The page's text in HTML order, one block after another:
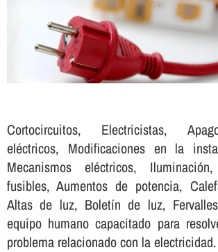
Cortocircuitos, Electricistas,
eléctricos, Modificaciones en la
Mecanismos eléctricos,
fusibles, Aumentos de potencia,
Altas de luz, Boletí­n de luz,
equipo humano capacitado para
problema relacionado con la electricidad.